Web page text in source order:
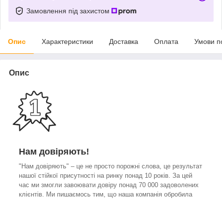
Замовлення під захистом
Опис Характеристики Доставка Оплата Умови
Опис
Нам довіряють!
"Нам довіряють" – це не просто порожні слова, це результат
нашої стійкої присутності на ринку понад 10 років. За цей
час ми змогли завоювати довіру понад 70 000 задоволених
клієнтів. Ми пишаємось тим, що наша компанія обробила